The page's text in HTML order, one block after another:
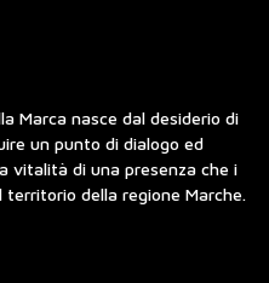
Marca nasce dal desiderio di
un punto di dialogo ed
vitalità di una presenza che i
della regione Marche.